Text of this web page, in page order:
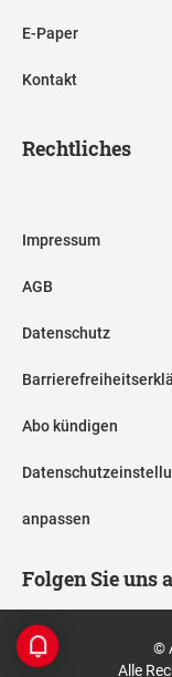
E-Paper
Kontakt
Rechtliches
Impressum
AGB
Datenschutz
Abo kündigen
anpassen
Folgen Sie uns
©
Alle